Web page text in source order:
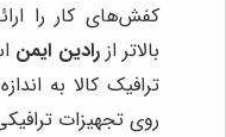
کفش‌های کار را
بالاتر ازرادین ایمن
ترافیک کالا به
روی تجهیزات